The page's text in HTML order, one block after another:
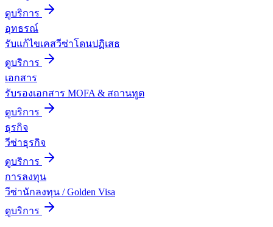
ดูบริการ
อุทธรณ์
รับแก้ไขเคสวีซ่าโดนปฏิเสธ
ดูบริการ
เอกสาร
รับรองเอกสาร MOFA & สถานทูต
ดูบริการ
ธุรกิจ
วีซ่าธุรกิจ
ดูบริการ
การลงทุน
วีซ่านักลงทุน / Golden Visa
ดูบริการ